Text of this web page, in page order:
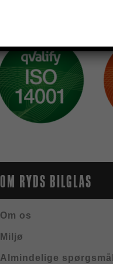
OM RYDS BILGLAS
Om os
Miljø
Almindelige spørgsmål